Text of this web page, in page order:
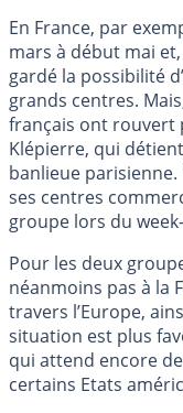
En France, par
mars à début mai
gardé la possibilité
grands centres.
français ont rouvert
Klépierre, qui
banlieue
ses centres
groupe lors du
Pour les deux
néanmoins pas à la
travers l’Europe,
situation est plus
qui attend encore
certains Etats